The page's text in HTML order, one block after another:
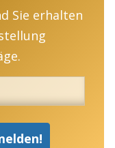
Sie erhalten